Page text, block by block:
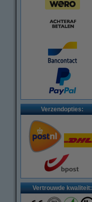
Verzendopties:
Vertrouwde kwaliteit: